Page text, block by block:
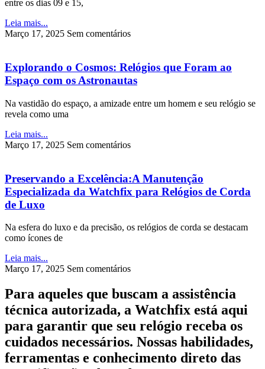
entre os dias 09 e 15,
Leia mais...
Março 17, 2025 Sem comentários
Explorando o Cosmos: Relógios que Foram ao
Espaço com os Astronautas
Na vastidão do espaço, a amizade entre um homem e seu relógio se
revela como uma
Leia mais...
Março 17, 2025 Sem comentários
Preservando a Excelência:A Manutenção
Especializada da Watchfix para Relógios de Corda
de Luxo
Na esfera do luxo e da precisão, os relógios de corda se destacam
como ícones de
Leia mais...
Março 17, 2025 Sem comentários
Para aqueles que buscam a assistência
técnica autorizada, a Watchfix está aqui
para garantir que seu relógio receba os
cuidados necessários. Nossas habilidades,
ferramentas e conhecimento direto das